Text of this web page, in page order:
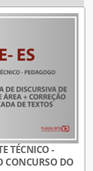
TÉCNICO -
CONCURSO DO